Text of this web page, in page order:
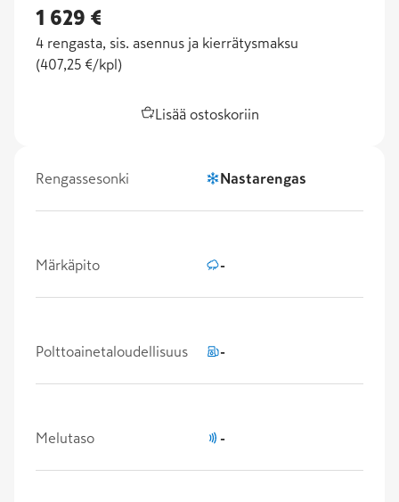
1 629 €
4 rengasta, sis. asennus ja kierrätysmaksu
(407,25 €/kpl )
Lisää ostoskoriin
Rengassesonki Nastarengas
Märkäpito -
Polttoainetaloudellisuus -
Melutaso -